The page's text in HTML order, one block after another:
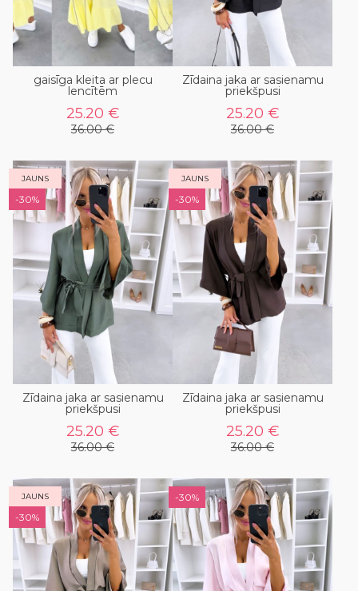
gaisīga kleita ar plecu
lencītēm
25.20 €
36.00 €
Zīdaina jaka ar sasienamu
priekšpusi
25.20 €
36.00 €
JAUNS
-30%
Zīdaina jaka ar sasienamu
priekšpusi
25.20 €
36.00 €
JAUNS
-30%
Zīdaina jaka ar sasienamu
priekšpusi
25.20 €
36.00 €
JAUNS
-30%
-30%